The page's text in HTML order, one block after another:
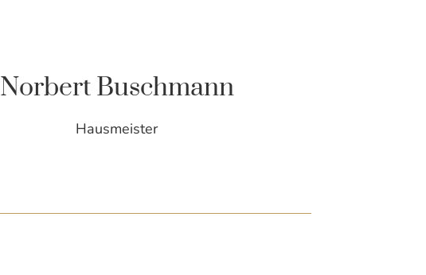
Norbert Buschmann
Hausmeister